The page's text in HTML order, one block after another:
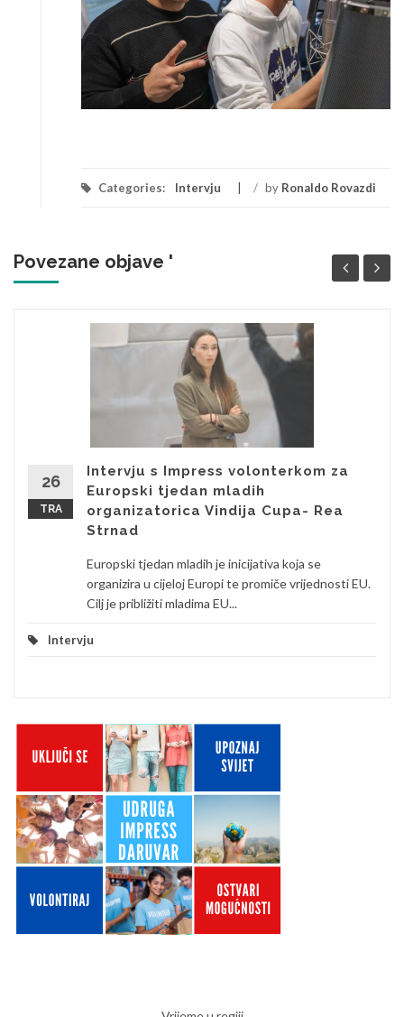
Categories: Intervju / by Ronaldo Rovazdi
Povezane objave '
26
TRA
Intervju s Impress volonterkom za
Europski tjedan mladih
organizatorica Vindija Cupa- Rea
Strnad
Europski tjedan mladih je inicijativa koja se
organizira u cijeloj Europi te promiče vrijednosti EU.
Cilj je približiti mladima EU...
Intervju